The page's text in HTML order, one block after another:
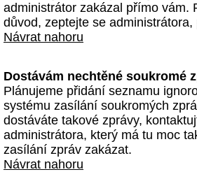
administrátor zakázal přímo vám.
důvod, zeptejte se
Návrat nahoru
Dostávám nechtěné soukromé
Plánujeme přidání seznamu
systému zasílání soukromých
dostáváte takové zprávy,
administrátora, který má tu moc
zasílání zpráv zakázat.
Návrat nahoru